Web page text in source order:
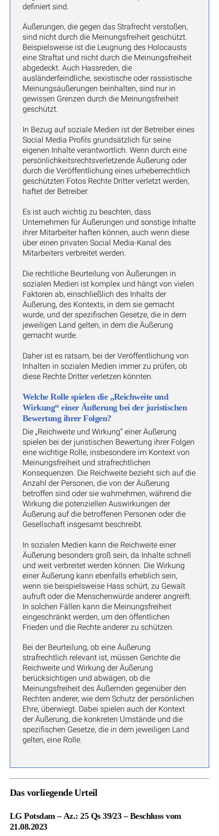
definiert sind.
Äußerungen, die gegen das Strafrecht verstoßen,
sind nicht durch die Meinungsfreiheit geschützt.
Beispielsweise ist die Leugnung des Holocausts
eine Straftat und nicht durch die Meinungsfreiheit
abgedeckt. Auch Hassreden, die
ausländerfeindliche, sexistische oder rassistische
Meinungsäußerungen beinhalten, sind nur in
gewissen Grenzen durch die Meinungsfreiheit
geschützt.
In Bezug auf soziale Medien ist der Betreiber eines
Social Media Profils grundsätzlich für seine
eigenen Inhalte verantwortlich. Wenn durch eine
persönlichkeitsrechtsverletzende Äußerung oder
durch die Veröffentlichung eines urheberrechtlich
geschützten Fotos Rechte Dritter verletzt werden,
haftet der Betreiber.
Es ist auch wichtig zu beachten, dass
Unternehmen für Äußerungen und sonstige Inhalte
ihrer Mitarbeiter haften können, auch wenn diese
über einen privaten Social Media-Kanal des
Mitarbeiters verbreitet werden.
Die rechtliche Beurteilung von Äußerungen in
sozialen Medien ist komplex und hängt von vielen
Faktoren ab, einschließlich des Inhalts der
Äußerung, des Kontexts, in dem sie gemacht
wurde, und der spezifischen Gesetze, die in dem
jeweiligen Land gelten, in dem die Äußerung
gemacht wurde.
Daher ist es ratsam, bei der Veröffentlichung von
Inhalten in sozialen Medien immer zu prüfen, ob
diese Rechte Dritter verletzen könnten.
Welche Rolle spielen die „Reichweite und
Wirkung“ einer Äußerung bei der juristischen
Bewertung ihrer Folgen?
Die „Reichweite und Wirkung“ einer Äußerung
spielen bei der juristischen Bewertung ihrer Folgen
eine wichtige Rolle, insbesondere im Kontext von
Meinungsfreiheit und strafrechtlichen
Konsequenzen. Die Reichweite bezieht sich auf die
Anzahl der Personen, die von der Äußerung
betroffen sind oder sie wahrnehmen, während die
Wirkung die potenziellen Auswirkungen der
Äußerung auf die betroffenen Personen oder die
Gesellschaft insgesamt beschreibt.
In sozialen Medien kann die Reichweite einer
Äußerung besonders groß sein, da Inhalte schnell
und weit verbreitet werden können. Die Wirkung
einer Äußerung kann ebenfalls erheblich sein,
wenn sie beispielsweise Hass schürt, zu Gewalt
aufruft oder die Menschenwürde anderer angreift.
In solchen Fällen kann die Meinungsfreiheit
eingeschränkt werden, um den öffentlichen
Frieden und die Rechte anderer zu schützen.
Bei der Beurteilung, ob eine Äußerung
strafrechtlich relevant ist, müssen Gerichte die
Reichweite und Wirkung der Äußerung
berücksichtigen und abwägen, ob die
Meinungsfreiheit des Äußernden gegenüber den
Rechten anderer, wie dem Schutz der persönlichen
Ehre, überwiegt. Dabei spielen auch der Kontext
der Äußerung, die konkreten Umstände und die
spezifischen Gesetze, die in dem jeweiligen Land
gelten, eine Rolle.
Das vorliegende Urteil
LG Potsdam – Az.: 25 Qs 39/23 – Beschluss vom
21.08.2023